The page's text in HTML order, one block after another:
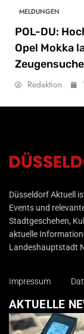
MELDUNGEN
POL-DU:
Opel Mokka
Zeugensuche
Redaktion
Düsseldorf Aktuell
Events und
Stadtgeschehen,
aktuelle
Landeshauptstadt
Impressum
AKTUELLE